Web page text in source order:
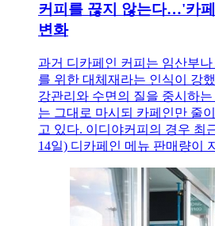
커피를 끊지 않는다…'카
변화
과거 디카페인 커피는 임산부
를 위한 대체재라는 인식이 강
강관리와 수면의 질을 중시하
는 그대로 마시되 카페인만 줄
고 있다. 이디야커피의 경우 최
14일) 디카페인 메뉴 판매량이